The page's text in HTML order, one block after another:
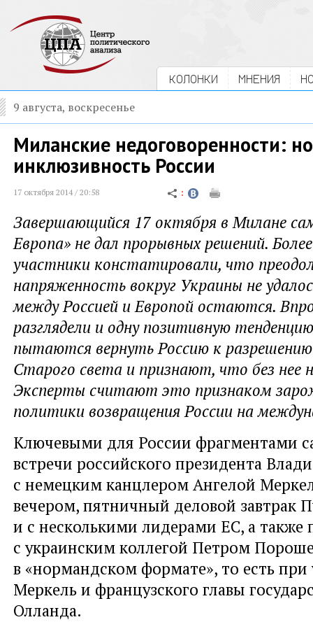
КОЛОНКИ МНЕНИЯ
9 августа, воскресенье
Миланские недоговоренности:
инклюзивность России
17 октября 2014 / 20:58
Завершающийся 17 октября в Милане
Европа» не дал прорывных решений.
участники констатировали, что
напряженность вокруг Украины не
между Россией и Европой остаются.
разглядели и одну позитивную
пытаются вернуть Россию к
Старого света и признают, что без нее
Эксперты считают это признаком
политики возвращения России на
Ключевыми для России фрагментами
встречи российского президента
с немецким канцлером Ангелой
вечером, пятничный деловой завтрак
и с несколькими лидерами ЕС, а также
с украинским коллегой Петром
в «нормандском формате», то есть при
Меркель и французского главы
Олланда.